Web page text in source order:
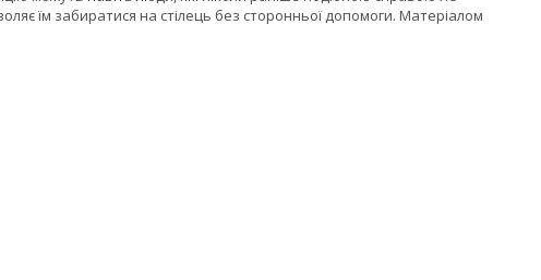
їм забиратися на стілець без сторонньої допомоги. Матеріалом